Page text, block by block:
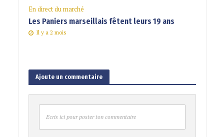
En direct du marché
Les Paniers marseillais fêtent leurs 19 ans
Il y a 2 mois
Ajoute un commentaire
Ecris ici pour poster ton commentaire